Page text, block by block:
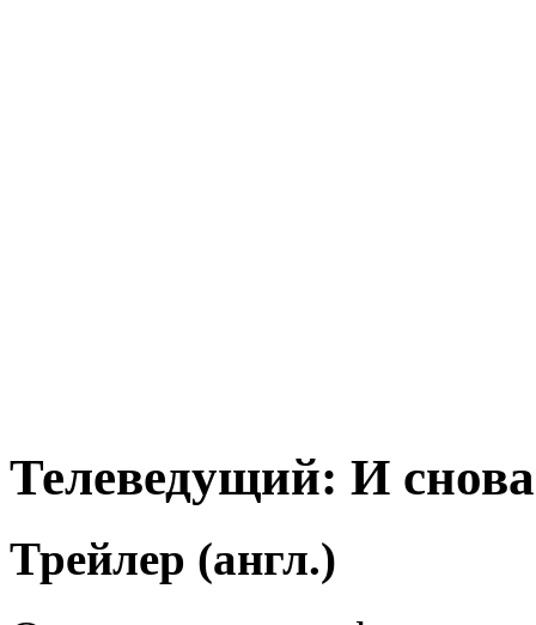
Телеведущий: И снова
Трейлер (англ.)